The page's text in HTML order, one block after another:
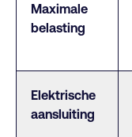
Maximale
belasting
Elektrische
aansluiting